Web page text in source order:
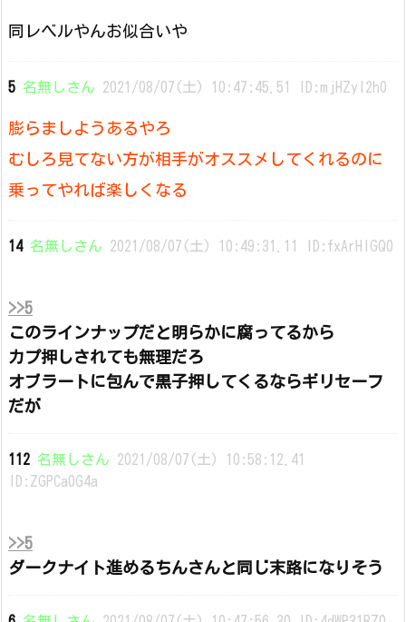
同レベルやんお似合いや
5 名無しさん 2021/08/07(土) 10:47:45.51 ID:mjHZyI2h0
膨らましようあるやろ
むしろ見てない方が相手がオススメしてくれるのに
乗ってやれば楽しくなる
14 名無しさん 2021/08/07(土) 10:49:31.11 ID:fxArHlGQ0
>>5
このラインナップだと明らかに腐ってるから
カプ押しされても無理だろ
オブラートに包んで黒子押してくるならギリセーフ
だが
112 名無しさん 2021/08/07(土) 10:58:12.41
ID:ZGPCa0G4a
>>5
ダークナイト進めるちんさんと同じ末路になりそう